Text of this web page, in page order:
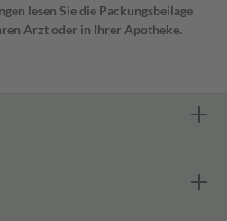
lesen Sie die Packungsbeilage
Arzt oder in Ihrer Apotheke.